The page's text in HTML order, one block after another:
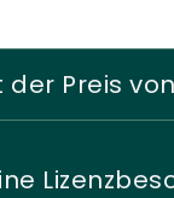
der Preis